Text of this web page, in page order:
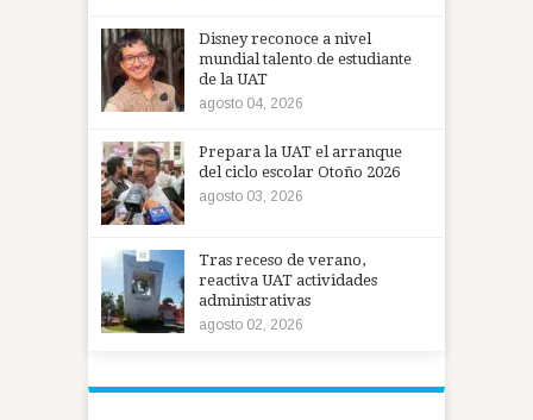
Disney reconoce a nivel
mundial talento de estudiante
de la UAT
agosto 04, 2026
Prepara la UAT el arranque
del ciclo escolar Otoño 2026
agosto 03, 2026
Tras receso de verano,
reactiva UAT actividades
administrativas
agosto 02, 2026